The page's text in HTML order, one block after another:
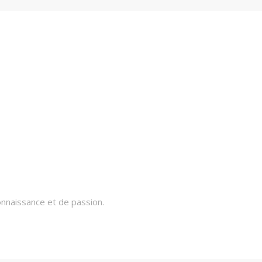
et de passion.